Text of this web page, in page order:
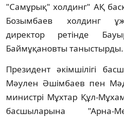
"Самұрық" холдинг" АҚ
Бозымбаев холдинг
директор ретiнде
Баймұқановты таныстырды.
Президент әкiмшiлiгi
Мәулен Әшiмбаев пен
министрi Мұхтар Құл-
басшыларына "Арна-